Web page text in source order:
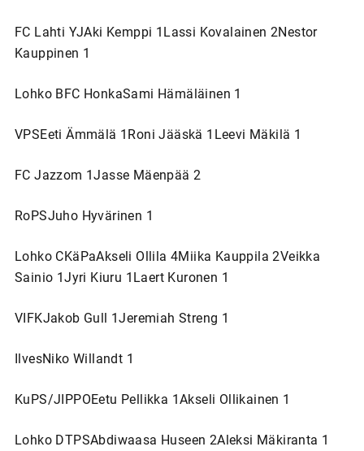
FC Lahti YJAki Kemppi 1Lassi Kovalainen 2Nestor
Kauppinen 1
Lohko BFC HonkaSami Hämäläinen 1
VPSEeti Ämmälä 1Roni Jääskä 1Leevi Mäkilä 1
FC Jazzom 1Jasse Mäenpää 2
RoPSJuho Hyvärinen 1
Lohko CKäPaAkseli Ollila 4Miika Kauppila 2Veikka
Sainio 1Jyri Kiuru 1Laert Kuronen 1
VIFKJakob Gull 1Jeremiah Streng 1
IlvesNiko Willandt 1
KuPS/JIPPOEetu Pellikka 1Akseli Ollikainen 1
Lohko DTPSAbdiwaasa Huseen 2Aleksi Mäkiranta 1